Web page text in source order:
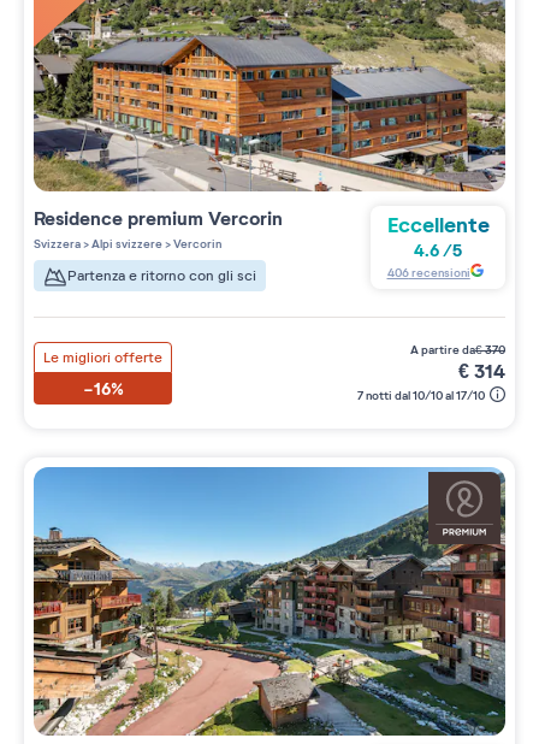
Residence premium Vercorin
Svizzera>Alpi svizzere>Vercorin
Partenza e ritorno con gli sci
Eccellente
4.6/5
406recensioni
Le migliori offerte
-16%
a partire da€370
€314
7 notti dal 10/10 al 17/10